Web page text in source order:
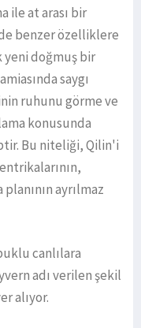
ile at arası bir
benzer özelliklere
yeni doğmuş bir
saygı
ruhunu görme ve
konusunda
Bu niteliği, Qilin'i
ayrılmaz
canlılara
adı verilen şekil
alıyor.